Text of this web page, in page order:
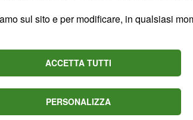
e,
farà di tutto
sul sito e per modificare, in qualsiasi
ACCETTA TUTTI
PERSONALIZZA